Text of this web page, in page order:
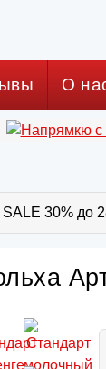
О
SALE 30% до